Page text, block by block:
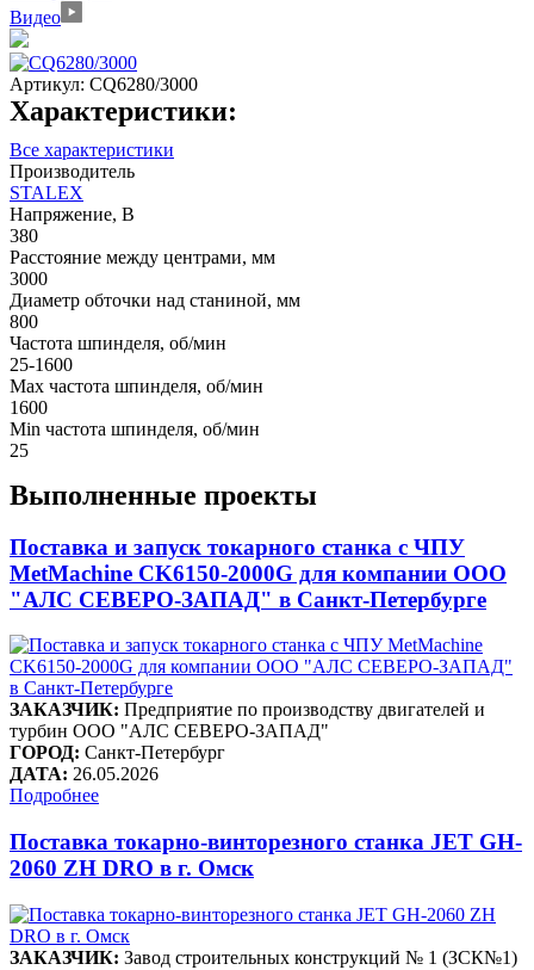
Видео
Артикул: CQ6280/3000
Характеристики:
Все характеристики
Производитель
STALEX
Напряжение, В
380
Расстояние между центрами, мм
3000
Диаметр обточки над станиной, мм
800
Частота шпинделя, об/мин
25-1600
Max частота шпинделя, об/мин
1600
Min частота шпинделя, об/мин
25
Выполненные проекты
Поставка и запуск токарного станка с ЧПУ
MetMachine CK6150-2000G для компании ООО
"АЛС СЕВЕРО-ЗАПАД" в Санкт-Петербурге
ЗАКАЗЧИК: Предприятие по производству двигателей и
турбин ООО "АЛС СЕВЕРО-ЗАПАД"
ГОРОД: Санкт-Петербург
ДАТА: 26.05.2026
Подробнее
Поставка токарно-винторезного станка JET GH-
2060 ZH DRO в г. Омск
ЗАКАЗЧИК: Завод строительных конструкций № 1 (ЗСК№1)